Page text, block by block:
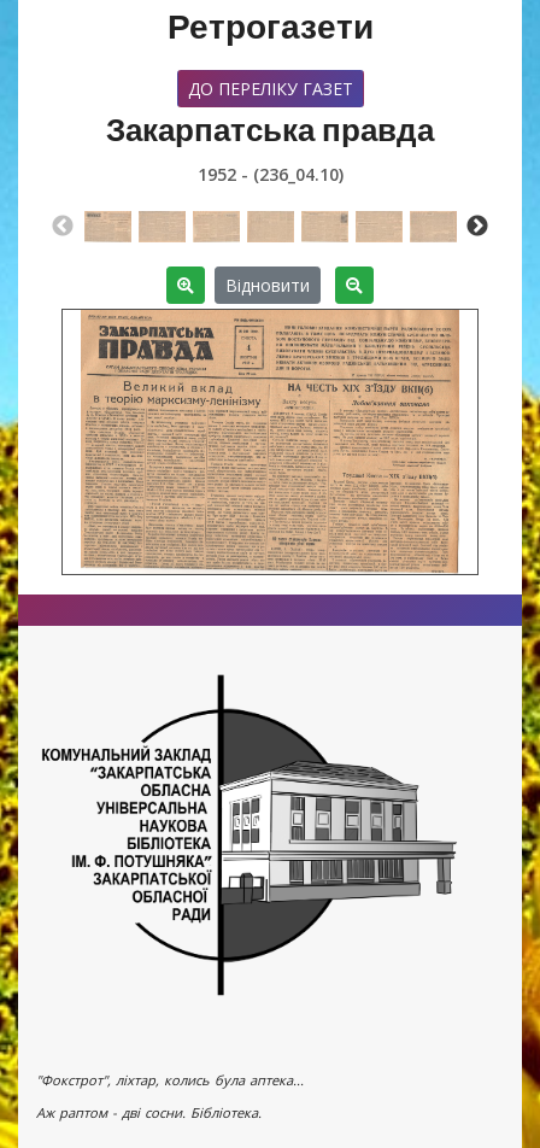
Ретрогазети
ДО ПЕРЕЛІКУ ГАЗЕТ
Закарпатська правда
1952 - (236_04.10)
Відновити
"Фокстрот", ліхтар, колись була аптека...
Аж раптом - дві сосни. Бібліотека.